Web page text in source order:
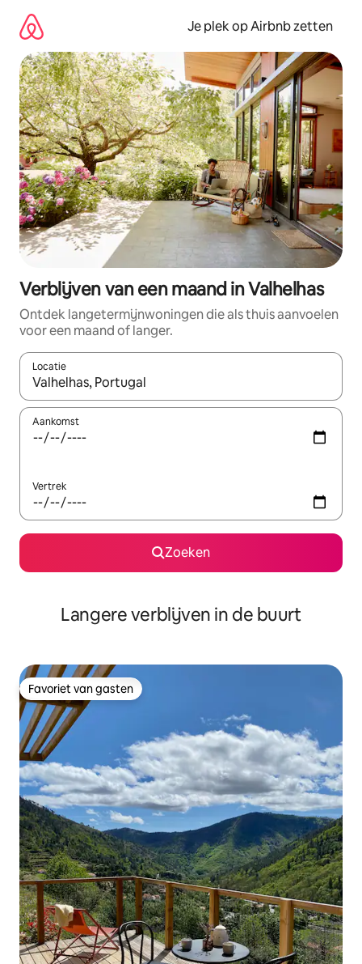
direct
naar
inhoud
Je plek op Airbnb zetten
Verblijven van een maand in Valhelhas
Ontdek langetermijnwoningen die als thuis aanvoelen
voor een maand of langer.
Locatie
Wanneer er resultaten beschikbaar zijn, maak je een keuze
Aankomst
Vertrek
Zoeken
Langere verblijven in de buurt
Favoriet van gasten
Favoriet van gasten